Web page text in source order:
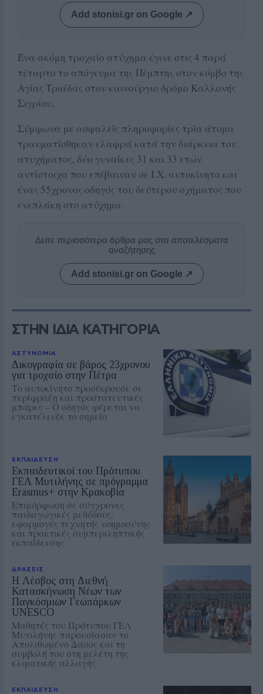
Add stonisi.gr on Google ↗
Ένα ακόμη τροχαίο ατύχημα έγινε στις 4 παρά
τέταρτο το απόγευμα της Πέμπτης στον κόμβο της
Αγίας Τριάδας στον καινούργιο δρόμο Καλλονής
Σιγρίου.
Σύμφωνα με ασφαλείς πληροφορίες τρία άτομα
τραυματίσθηκαν ελαφρά κατά την διάρκεια του
ατυχήματος, δύο γυναίκες 31 και 33 ετών
αντίστοιχα που επέβαιναν σε Ι.Χ. αυτοκίνητο και
ένας 55χρονος οδηγός του δεύτερου οχήματος που
ενεπλάκη στο ατύχημα.
Δείτε περισσότερα άρθρα μας στα αποτελέσματα
αναζήτησης
Add stonisi.gr on Google ↗
ΣΤΗΝ ΙΔΙΑ ΚΑΤΗΓΟΡΙΑ
ΑΣΤΥΝΟΜΙΑ
Δικογραφία σε βάρος 23χρονου
για τροχαίο στην Πέτρα
Το αυτοκίνητο προσέκρουσε σε
περίφραξη και προστατευτικές
μπάρες – Ο οδηγός φέρεται να
εγκατέλειψε το σημείο
ΕΚΠΑΙΔΕΥΣΗ
Εκπαιδευτικοί του Πρότυπου
ΓΕΛ Μυτιλήνης σε πρόγραμμα
Erasmus+ στην Κρακοβία
Επιμόρφωση σε σύγχρονες
παιδαγωγικές μεθόδους,
εφαρμογές τεχνητής νοημοσύνης
και πρακτικές συμπεριληπτικής
εκπαίδευσης
ΔΡΑΣΕΙΣ
Η Λέσβος στη Διεθνή
Κατασκήνωση Νέων των
Παγκόσμιων Γεωπάρκων
UNESCO
Μαθητές του Πρότυπου ΓΕΛ
Μυτιλήνης παρουσίασαν το
Απολιθωμένο Δάσος και τη
συμβολή του στη μελέτη της
κλιματικής αλλαγής
ΕΚΠΑΙΔΕΥΣΗ